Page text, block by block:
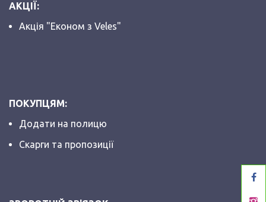
АКЦІЇ:
Акція "Економ з Veles"
ПОКУПЦЯМ:
Додати на полицю
Скарги та пропозиції